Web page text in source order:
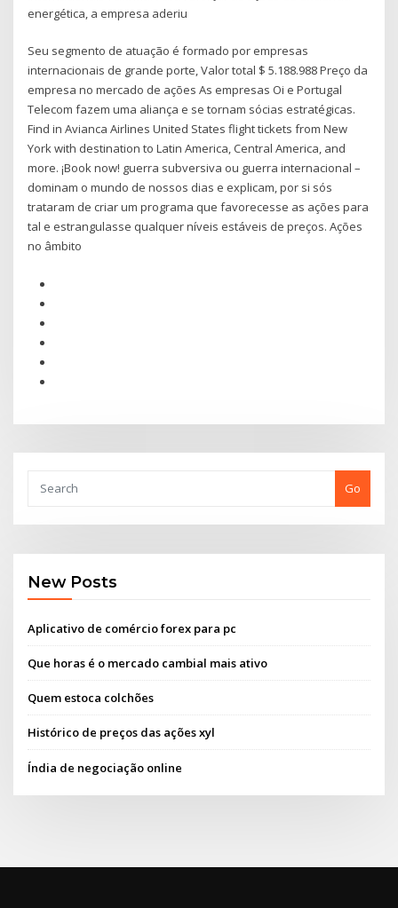
energética, a empresa aderiu
Seu segmento de atuação é formado por empresas
internacionais de grande porte, Valor total $ 5.188.988 Preço da
empresa no mercado de ações As empresas Oi e Portugal
Telecom fazem uma aliança e se tornam sócias estratégicas.
Find in Avianca Airlines United States flight tickets from New
York with destination to Latin America, Central America, and
more. ¡Book now! guerra subversiva ou guerra internacional –
dominam o mundo de nossos dias e explicam, por si sós
trataram de criar um programa que favorecesse as ações para
tal e estrangulasse qualquer níveis estáveis de preços. Ações
no âmbito
Go
New Posts
Aplicativo de comércio forex para pc
Que horas é o mercado cambial mais ativo
Quem estoca colchões
Histórico de preços das ações xyl
Índia de negociação online